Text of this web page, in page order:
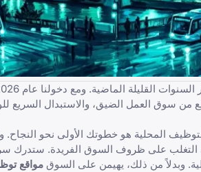
من سوق العمل الضيق، والاستبدال السريع
المحلية هو خطوتك الأولى نحو النجاح.
وبدلاً من ذلك، يهيمن على السوق مواقع